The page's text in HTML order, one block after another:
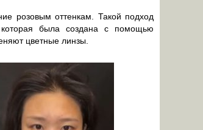
розовым оттенкам. Такой подход
была создана с помощью
цветные линзы.